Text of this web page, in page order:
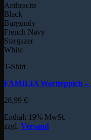
Anthracite
Black
Burgundy
French Navy
Stargazer
White
T-Shirt
FAMILIA Wortteppich –
28,99 €
Enthält 19% MwSt.
zzgl. Versand